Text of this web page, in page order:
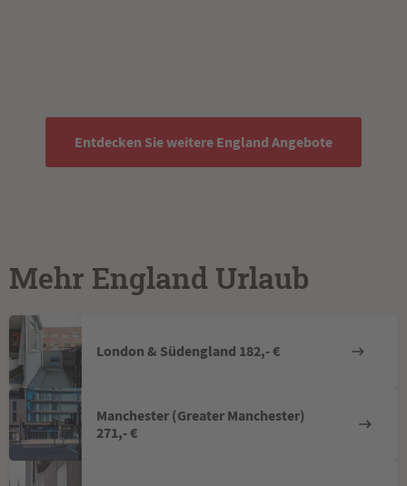
Entdecken Sie weitere England Angebote
Mehr England Urlaub
London & Südengland 182,- €
Manchester (Greater Manchester)
271,- €